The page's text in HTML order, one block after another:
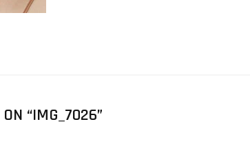
ON “IMG_7026”